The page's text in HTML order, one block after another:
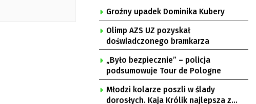
Groźny upadek Dominika Kubery
Olimp AZS UZ pozyskał
doświadczonego bramkarza
„Było bezpiecznie” – policja
podsumowuje Tour de Pologne
Młodzi kolarze poszli w ślady
dorosłych. Kaja Królik najlepsza z